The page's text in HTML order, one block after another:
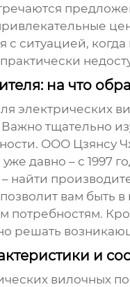
с ситуацией,
на что
электрических
тщательно
ООО Цзянсу
давно – с 1997
найти
вам быть
потребностям.
решать
и
вилочных